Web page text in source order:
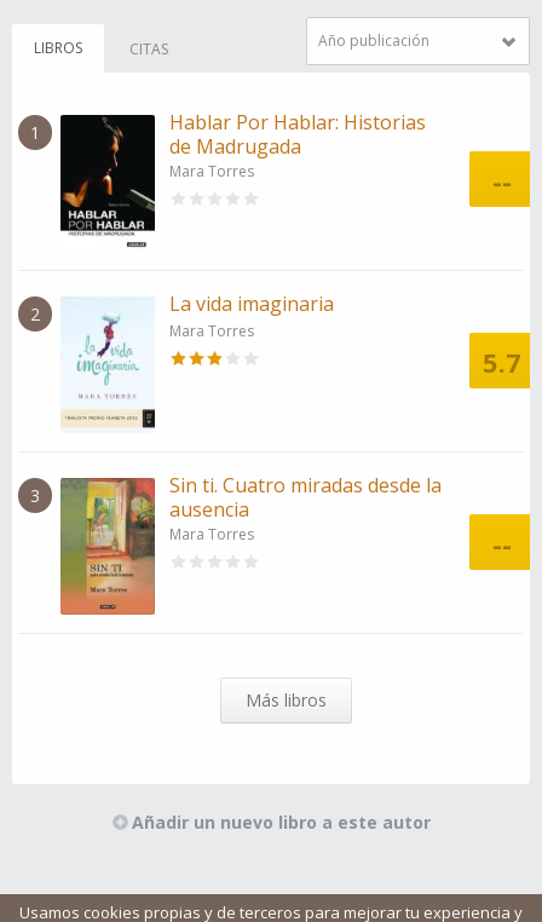
Usamos cookies propias y de terceros para mejorar tu experiencia y
LIBROS CITAS Año publicación
1
Hablar Por Hablar: Historias
de Madrugada
Mara Torres --
2 La vida imaginaria
Mara Torres
5.7
3
Sin ti. Cuatro miradas desde la
ausencia
Mara Torres --
Más libros
Añadir un nuevo libro a este autor